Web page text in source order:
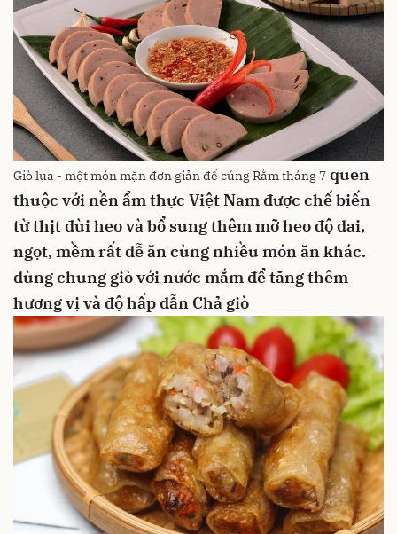
Giò lụa - một món mặn đơn giản để cúng Rằm tháng 7 quen
thuộc với nền ẩm thực Việt Namđược chế biến
từthịt đùi heovà bổ sung thêm mỡ heođộ dai,
ngọt, mềmrất dễ ăn cùng nhiều món ăn khác.
dùng chung giò vớinước mắmđể tăng thêm
hương vị và độ hấp dẫn Chả giò